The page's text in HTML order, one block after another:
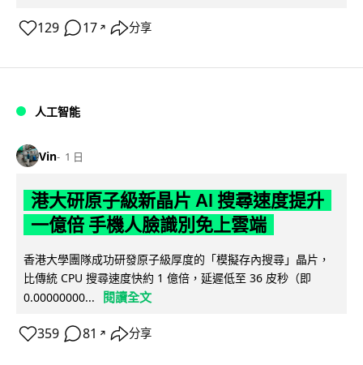
129 17 ↗ 分享
人工智能
Vin 1 日
港大研原子級新晶片 AI 搜尋速度提升
一億倍 手機人臉識別免上雲端
香港大學團隊成功研發原子級厚度的「模擬存內搜尋」晶片，
比傳統 CPU 搜尋速度快約 1 億倍，延遲低至 36 皮秒（即
0.00000000...
閱讀全文
359 81 ↗ 分享